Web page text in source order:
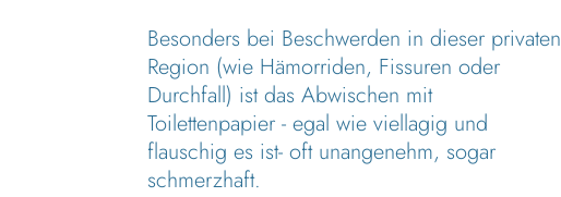
Besonders bei Beschwerden in dieser privaten
Region (wie Hämorriden, Fissuren oder
Durchfall) ist das Abwischen mit
Toilettenpapier - egal wie viellagig und
flauschig es ist- oft unangenehm, sogar
schmerzhaft.